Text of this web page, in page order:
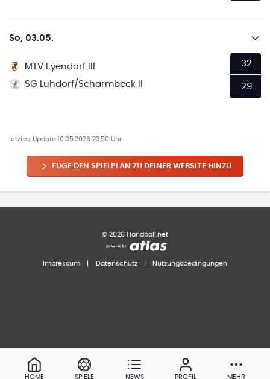
So, 03.05.
MTV Eyendorf III
SG Luhdorf/Scharmbeck II
32
29
letztes Update:10.05.2026 23:50 Uhr
FÜGE DEN SPIELPLAN ZU DEINER WEBSITE HINZU
© 2026 Handball.net
Impressum Datenschutz Nutzungsbedingungen
HOME SPIELE NEWS PROFIL MEHR